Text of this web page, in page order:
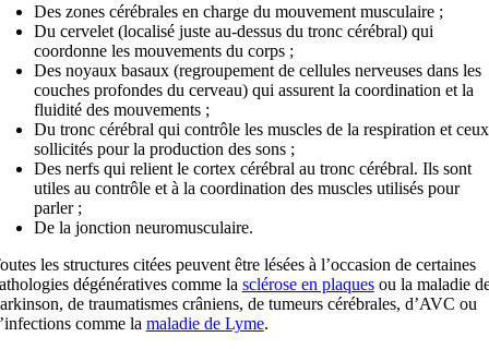
Des zones cérébrales en charge du mouvement musculaire ;
Du cervelet (localisé juste au-dessus du tronc cérébral) qui
coordonne les mouvements du corps ;
Des noyaux basaux (regroupement de cellules nerveuses dans les
couches profondes du cerveau) qui assurent la coordination et la
fluidité des mouvements ;
Du tronc cérébral qui contrôle les muscles de la respiration et ceux
sollicités pour la production des sons ;
Des nerfs qui relient le cortex cérébral au tronc cérébral. Ils sont
utiles au contrôle et à la coordination des muscles utilisés pour
parler ;
De la jonction neuromusculaire.
les structures citées peuvent être lésées à l’occasion de certaines
dégénératives comme la sclérose en plaquesou la maladie
de traumatismes crâniens, de tumeurs cérébrales, d’AVC ou
comme la maladie de Lyme.